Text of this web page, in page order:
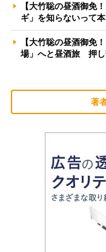
【大竹聡の昼酒御免
ギ」を知らないって
【大竹聡の昼酒御免
場」へと昼酒旅 押
著